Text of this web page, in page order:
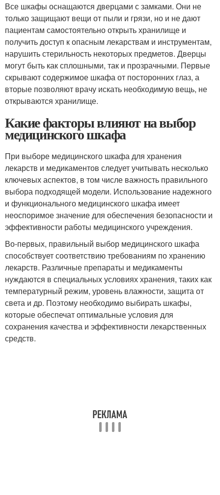
Все шкафы оснащаются дверцами с замками. Они не
только защищают вещи от пыли и грязи, но и не дают
пациентам самостоятельно открыть хранилище и
получить доступ к опасным лекарствам и инструментам,
нарушить стерильность некоторых предметов. Дверцы
могут быть как сплошными, так и прозрачными. Первые
скрывают содержимое шкафа от посторонних глаз, а
вторые позволяют врачу искать необходимую вещь, не
открываются хранилище.
Какие факторы влияют на выбор
медицинского шкафа
При выборе медицинского шкафа для хранения
лекарств и медикаментов следует учитывать несколько
ключевых аспектов, в том числе важность правильного
выбора подходящей модели. Использование надежного
и функционального медицинского шкафа имеет
неоспоримое значение для обеспечения безопасности и
эффективности работы медицинского учреждения.
Во-первых, правильный выбор медицинского шкафа
способствует соответствию требованиям по хранению
лекарств. Различные препараты и медикаменты
нуждаются в специальных условиях хранения, таких как
температурный режим, уровень влажности, защита от
света и др. Поэтому необходимо выбирать шкафы,
которые обеспечат оптимальные условия для
сохранения качества и эффективности лекарственных
средств.